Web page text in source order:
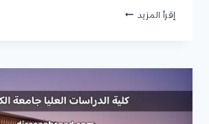
إقرأ المزيد كلية
الكويت
التخصصات
على